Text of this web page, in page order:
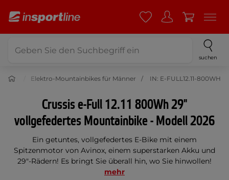
suchen
Elektro-Mountainbikes für Männer IN: E-FULL12.11-800WH
Crussis e-Full 12.11 800Wh 29"
vollgefedertes Mountainbike - Modell 2026
Ein getuntes, vollgefedertes E-Bike mit einem
Spitzenmotor von Avinox, einem superstarken Akku und
29"-Rädern! Es bringt Sie überall hin, wo Sie hinwollen!
mehr